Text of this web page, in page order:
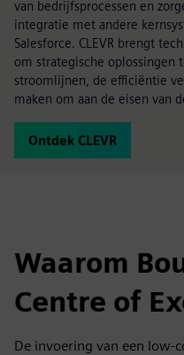
van bedrijfsprocessen en
integratie met andere
Salesforce. CLEVR brengt
om strategische
stroomlijnen, de efficiëntie
maken om aan de eisen van
Ontdek CLEVR
Waarom
Centre of
De invoering van een low-